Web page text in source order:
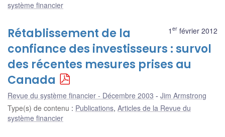
système financier
1 er février 2012
Rétablissement de la
confiance des investisseurs : survol
des récentes mesures prises au
Canada
Revue du système financier - Décembre 2003
Jim Armstrong
Type(s) de contenu : Publications, Articles de la Revue du
système financier